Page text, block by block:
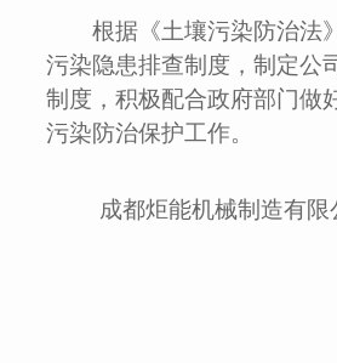
根据《土壤污染防治法
污染隐患排查制度，制定公
制度，积极配合政府部门做
污染防治保护工作。
成都炬能机械制造有限